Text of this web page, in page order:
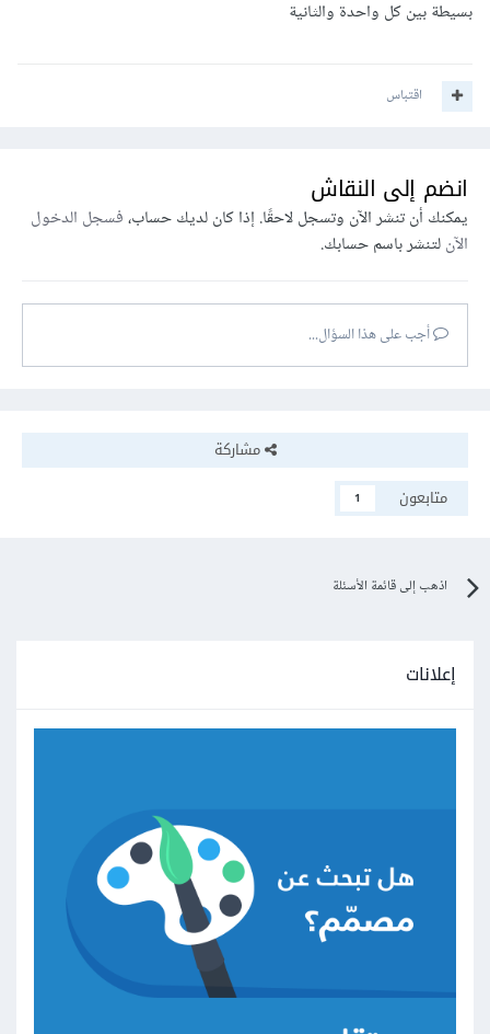
بسيطة بين كل واحدة والثانية
اقتباس
انضم إلى النقاش
يمكنك أن تنشر الآن وتسجل لاحقًا. إذا كان لديك حساب،فسجل الدخول
الآنلتنشر باسم حسابك.
أجب على هذا السؤال...
مشاركة
متابعون
1
اذهب إلى قائمة الأسئلة
إعلانات